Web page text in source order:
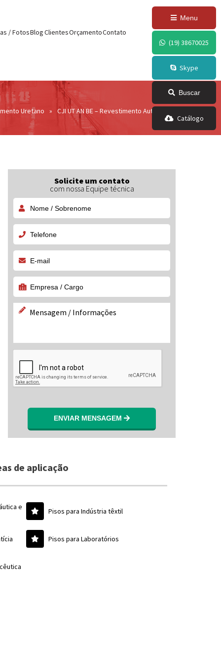
})
Uretano » CJI UT AN BE – Revestimento Autonivelante em
/ FotosBlogClientesOrçamentoContato
Menu
(19) 38670025
Skype
Buscar
Catálogo
Solicite um contato
com nossa Equipe técnica
ENVIAR MENSAGEM
de aplicação
e
Pisos para Indústria têxtil
Pisos para Laboratórios